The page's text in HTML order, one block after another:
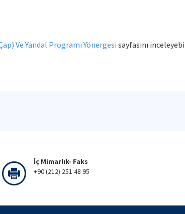
Ve Yandal Programı Yönergesi sayfasını
İç Mimarlık- Faks
+90 (212) 251 48 95